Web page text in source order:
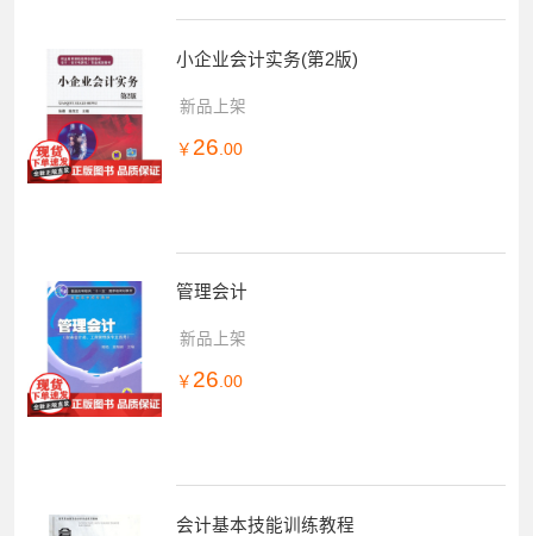
小企业会计实务(第2版)
新品上架
￥ 26 .00
管理会计
新品上架
￥ 26.00
会计基本技能训练教程